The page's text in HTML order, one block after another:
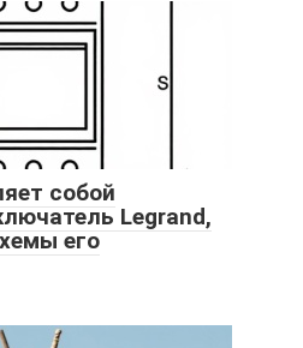
собой
Legrand,
его